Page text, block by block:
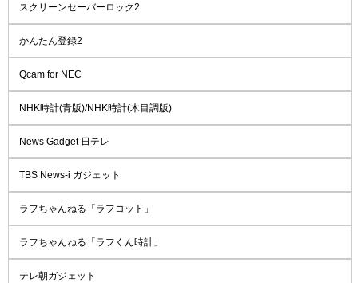
スクリーンセーバーロック2
かんたん登録2
Qcam for NEC
NHK時計(青版)/NHK時計(木目調版)
News Gadget 日テレ
TBS News-i ガジェット
ラフちゃんねる「ラフコット」
ラフちゃんねる「ラフくん時計」
テレ朝ガジェット